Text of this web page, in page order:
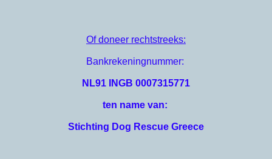
Of doneer rechtstreeks:
Bankrekeningnummer:
NL91 INGB 0007315771
ten name van:
Stichting Dog Rescue Greece